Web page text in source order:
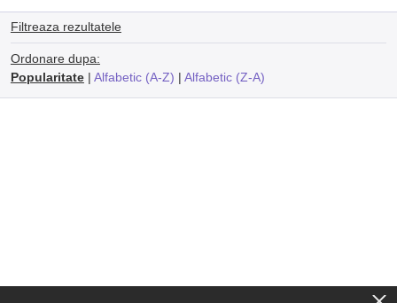
Filtreaza rezultatele
Ordonare dupa:
Popularitate| Alfabetic (A-Z) | Alfabetic (Z-A)